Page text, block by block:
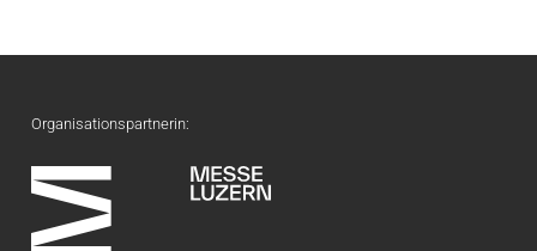
Organisationspartnerin: